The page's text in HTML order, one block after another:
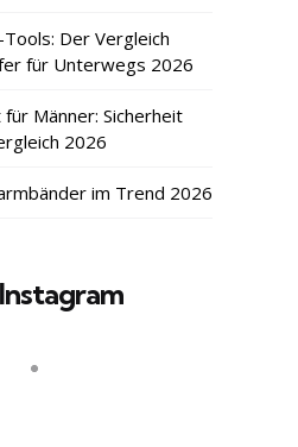
Der Vergleich
für Unterwegs 2026
Männer: Sicherheit
2026
im Trend 2026